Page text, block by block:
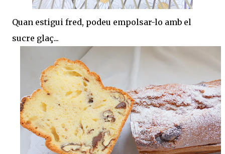
Quan estigui fred, podeu empolsar-lo amb el
sucre glaç...